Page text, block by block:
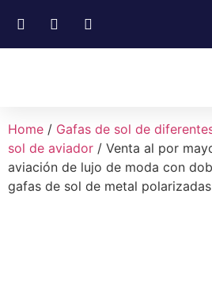
Home / Gafas de sol de
sol de aviador / Venta al por
aviación de lujo de moda con
gafas de sol de metal